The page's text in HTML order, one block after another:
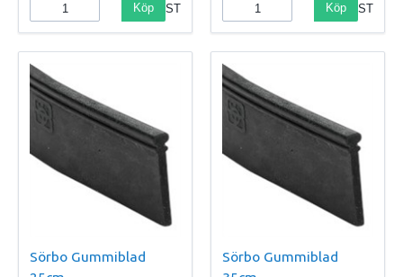
Köp ST Köp ST
Sörbo Gummiblad
Sörbo Gummiblad